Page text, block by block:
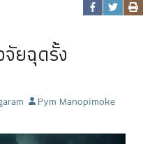
ยฉุดรั้ง
Pym Manopimoke